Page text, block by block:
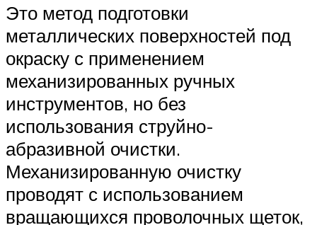
Это метод подготовки
металлических поверхностей под
окраску с применением
механизированных ручных
инструментов, но без
использования струйно-
абразивной очистки.
Механизированную очистку
проводят с использованием
вращающихся проволочных щеток,